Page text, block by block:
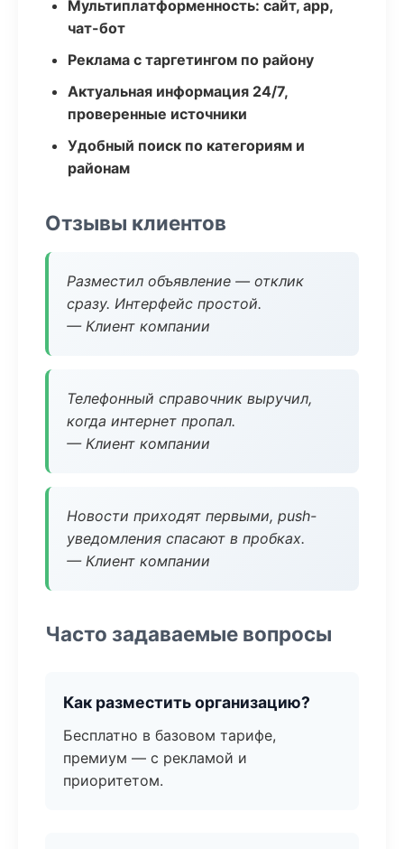
Мультиплатформенность: сайт, app,
чат-бот
Реклама с таргетингом по району
Актуальная информация 24/7,
проверенные источники
Удобный поиск по категориям и
районам
Отзывы клиентов
Разместил объявление — отклик
сразу. Интерфейс простой.
— Клиент компании
Телефонный справочник выручил,
когда интернет пропал.
— Клиент компании
Новости приходят первыми, push-
уведомления спасают в пробках.
— Клиент компании
Часто задаваемые вопросы
Как разместить организацию?
Бесплатно в базовом тарифе,
премиум — с рекламой и
приоритетом.